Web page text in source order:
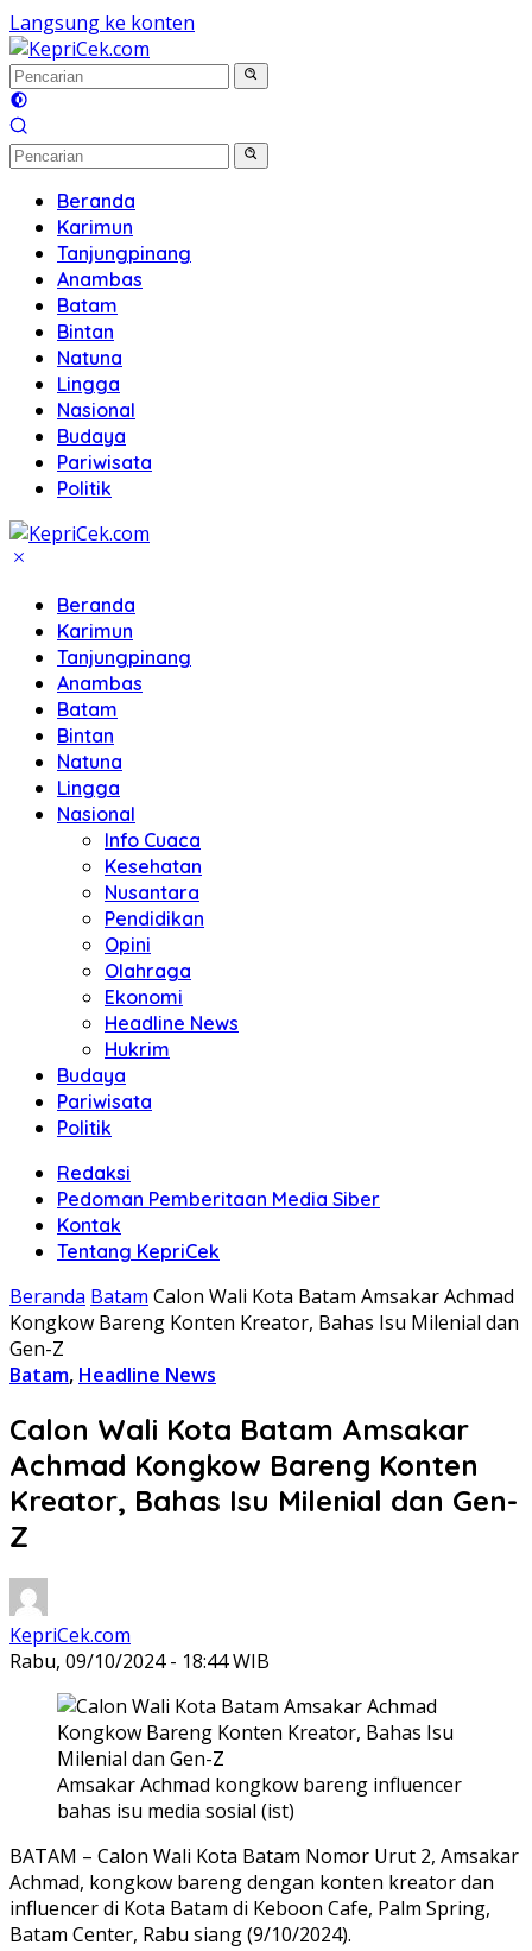
Langsung ke konten
Beranda
Karimun
Tanjungpinang
Anambas
Batam
Bintan
Natuna
Lingga
Nasional
Budaya
Pariwisata
Politik
Beranda
Karimun
Tanjungpinang
Anambas
Batam
Bintan
Natuna
Lingga
Nasional
Info Cuaca
Kesehatan
Nusantara
Pendidikan
Opini
Olahraga
Ekonomi
Headline News
Hukrim
Budaya
Pariwisata
Politik
Redaksi
Pedoman Pemberitaan Media Siber
Kontak
Tentang KepriCek
Beranda Batam Calon Wali Kota Batam Amsakar Achmad
Kongkow Bareng Konten Kreator, Bahas Isu Milenial dan
Gen-Z
Batam, Headline News
Calon Wali Kota Batam Amsakar
Achmad Kongkow Bareng Konten
Kreator, Bahas Isu Milenial dan Gen-
Z
KepriCek.com
Rabu, 09/10/2024 - 18:44 WIB
Amsakar Achmad kongkow bareng influencer
bahas isu media sosial (ist)
BATAM – Calon Wali Kota Batam Nomor Urut 2, Amsakar
Achmad, kongkow bareng dengan konten kreator dan
influencer di Kota Batam di Keboon Cafe, Palm Spring,
Batam Center, Rabu siang (9/10/2024).